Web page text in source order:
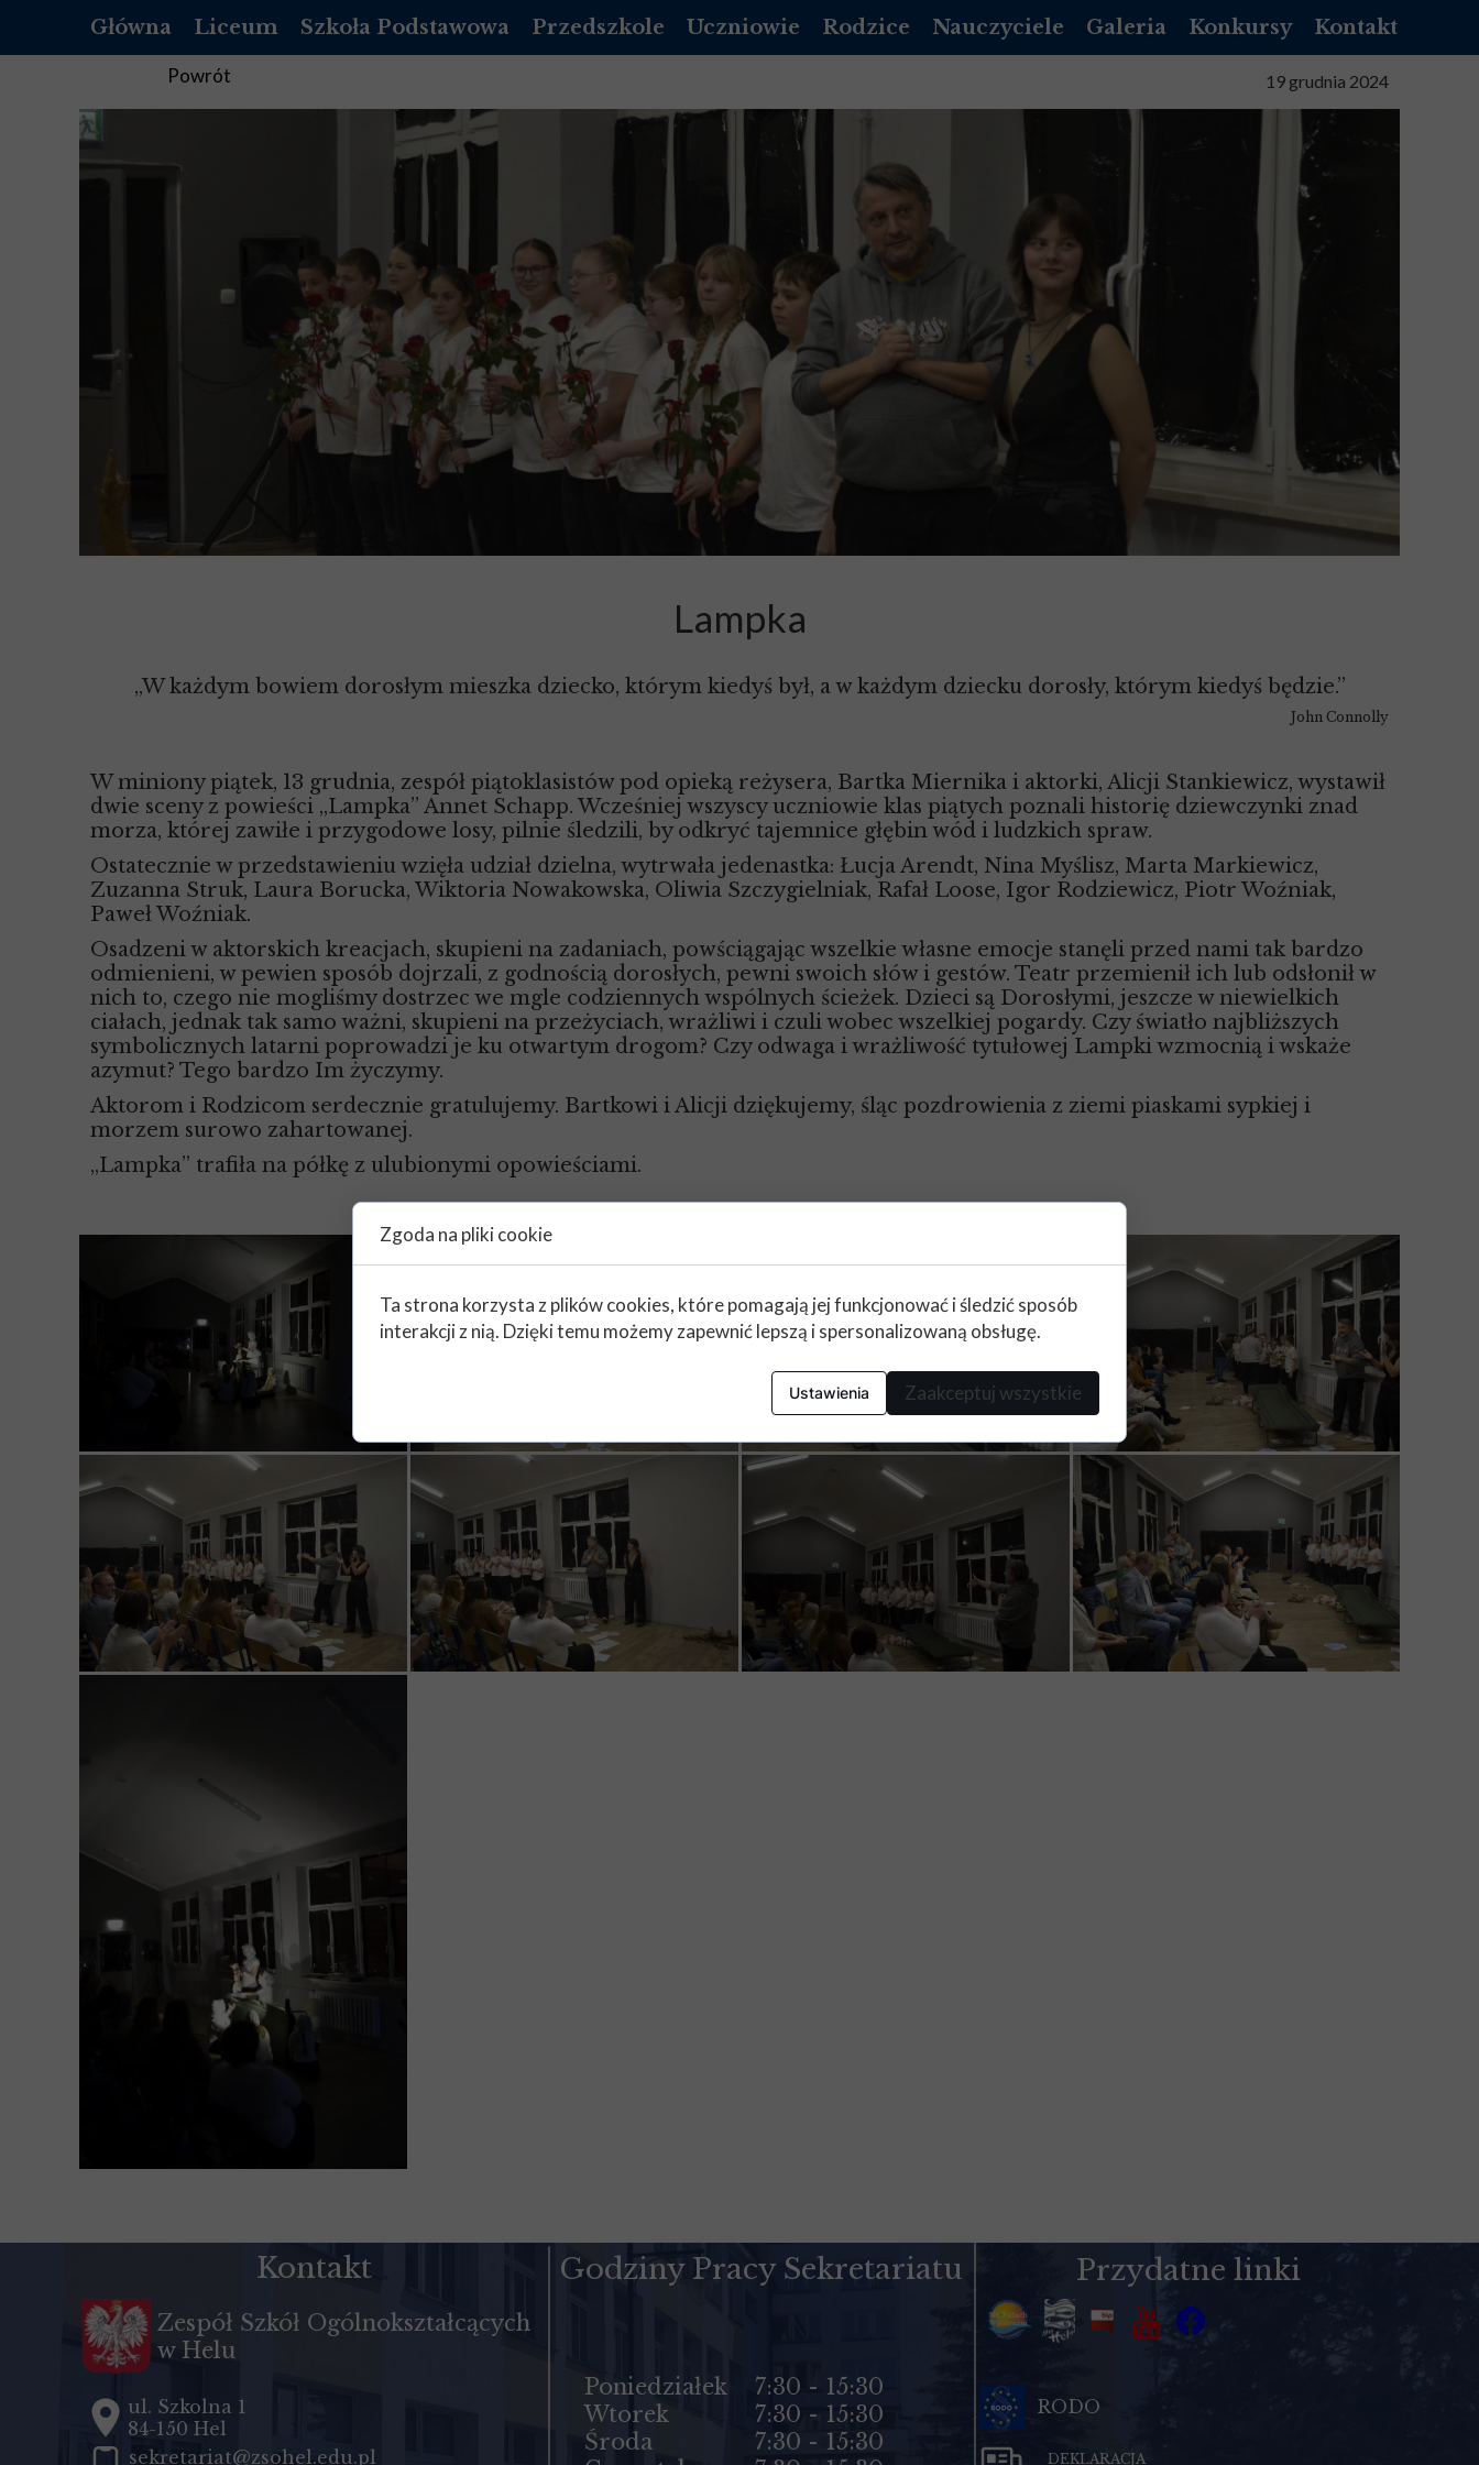
Powrót 19 grudnia 2024
Główna Liceum
OFERTA
LISTA PODRĘCZNIKÓW DO 2 KLASY LICEUM 2026/2027
LISTA PODRĘCZNIKÓW DO 3 KLASY LICEUM 2026/2027
LISTA PODRĘCZNIKÓW DO 4 KLASY LICEUM 2026/2027
STANDARDY OCHRONY MAŁOLETNICH
Szkoła Podstawowa
REKRUTACJA SZKOŁA PODSTAWOWA
DOKUMENTY
PSYCHOLOG
PEDAGOG SPECJALNY/ LOGOPEDA
BIBLIOTEKA
STANDARDY OCHRONY MAŁOLETNICH
Przedszkole
REKRUTACJA PRZEDSZKOLE
KALENDARZ UROCZYSTOŚCI
INFORMACJE DODATKOWE
OPŁATY
STOŁÓWKA-PRZEDSZKOLE
STANDARDY OCHRONY MAŁOLETNICH
Uczniowie
EGZAMINY
MLEGITYMACJA
STOŁÓWKA
GADZI ZAKĄTEK
Rodzice
KALENDARZ ORGANIZACYJNY
Nauczyciele
POCZTA SŁUŻBOWA
Galeria Konkursy Kontakt
Kontakt
Zespół Szkół Ogólnokształcących
w Helu
ul. Szkolna 1
84-150 Hel
sekretariat@zsohel.edu.pl
Godziny Pracy Sekretariatu
Poniedziałek
Wtorek
Środa
7:30 - 15:30
7:30 - 15:30
7:30 - 15:30
Przydatne linki
RODO
DEKLARACJA
Lampka
„W każdym bowiem dorosłym mieszka dziecko, którym kiedyś był, a w każdym dziecku dorosły, którym kiedyś będzie.”
John Connolly
W miniony piątek, 13 grudnia, zespół piątoklasistów pod opieką reżysera, Bartka Miernika i aktorki, Alicji Stankiewicz, wystawił
dwie sceny z powieści „Lampka” Annet Schapp. Wcześniej wszyscy uczniowie klas piątych poznali historię dziewczynki znad
morza, której zawiłe i przygodowe losy, pilnie śledzili, by odkryć tajemnice głębin wód i ludzkich spraw.
Ostatecznie w przedstawieniu wzięła udział dzielna, wytrwała jedenastka: Łucja Arendt, Nina Myślisz, Marta Markiewicz,
Zuzanna Struk, Laura Borucka, Wiktoria Nowakowska, Oliwia Szczygielniak, Rafał Loose, Igor Rodziewicz, Piotr Woźniak,
Paweł Woźniak.
Osadzeni w aktorskich kreacjach, skupieni na zadaniach, powściągając wszelkie własne emocje stanęli przed nami tak bardzo
odmienieni, w pewien sposób dojrzali, z godnością dorosłych, pewni swoich słów i gestów. Teatr przemienił ich lub odsłonił w
nich to, czego nie mogliśmy dostrzec we mgle codziennych wspólnych ścieżek. Dzieci są Dorosłymi, jeszcze w niewielkich
ciałach, jednak tak samo ważni, skupieni na przeżyciach, wrażliwi i czuli wobec wszelkiej pogardy. Czy światło najbliższych
symbolicznych latarni poprowadzi je ku otwartym drogom? Czy odwaga i wrażliwość tytułowej Lampki wzmocnią i wskaże
azymut? Tego bardzo Im życzymy.
Aktorom i Rodzicom serdecznie gratulujemy. Bartkowi i Alicji dziękujemy, śląc pozdrowienia z ziemi piaskami sypkiej i
morzem surowo zahartowanej.
„Lampka” trafiła na półkę z ulubionymi opowieściami.
Zgoda na pliki cookie
Ta strona korzysta z plików cookies, które pomagają jej funkcjonować i śledzić sposób
interakcji z nią. Dzięki temu możemy zapewnić lepszą i spersonalizowaną obsługę.
Ustawienia Zaakceptuj wszystkie